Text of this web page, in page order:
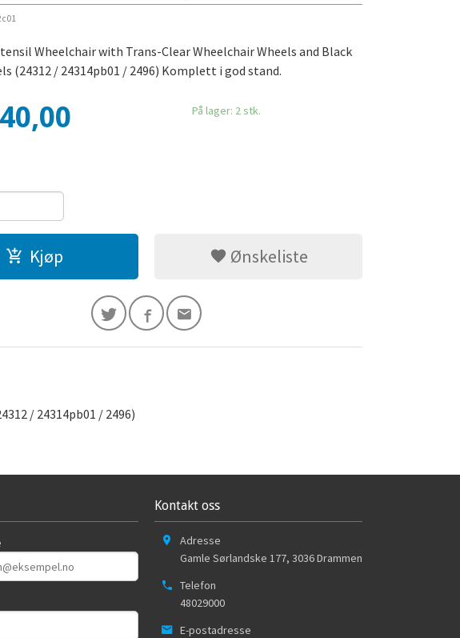
Wheelchair with Trans-Clear Wheelchair Wheels and Black
(24312 / 24314pb01 / 2496) Komplett i god stand.
40,00 På lager: 2 stk.
Kjøp Ønskeliste
/ 24314pb01 / 2496)
Kontakt oss
Adresse
Gamle Sørlandske 177, 3036Drammen
Telefon
48029000
E-postadresse